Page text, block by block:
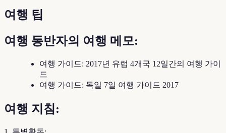
여행 팁
여행 동반자의 여행 메모:
여행 가이드: 2017년 유럽 4개국 12일간의 여행 가이
드
여행 가이드: 독일 7일 여행 가이드 2017
여행 지침: